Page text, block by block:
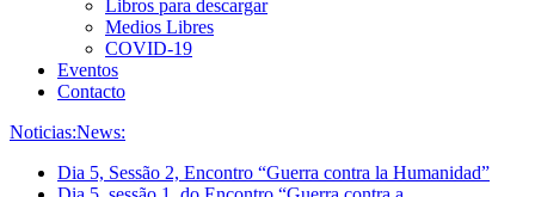
Libros para descargar
Medios Libres
COVID-19
Eventos
Contacto
Noticias:News:
Dia 5, Sessão 2, Encontro “Guerra contra la Humanidad”